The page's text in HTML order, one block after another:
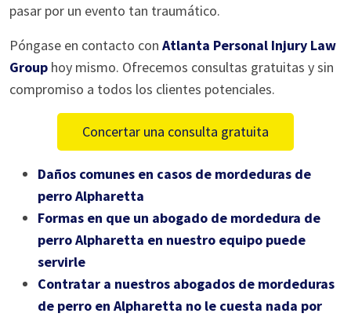
pasar por un evento tan traumático.
Póngase en contacto con Atlanta Personal Injury Law
Group hoy mismo. Ofrecemos consultas gratuitas y sin
compromiso a todos los clientes potenciales.
Concertar una consulta gratuita
Daños comunes en casos de mordeduras de
perro Alpharetta
Formas en que un abogado de mordedura de
perro Alpharetta en nuestro equipo puede
servirle
Contratar a nuestros abogados de mordeduras
de perro en Alpharetta no le cuesta nada por